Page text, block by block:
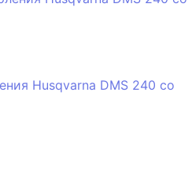
Husqvarna DMS 240 со